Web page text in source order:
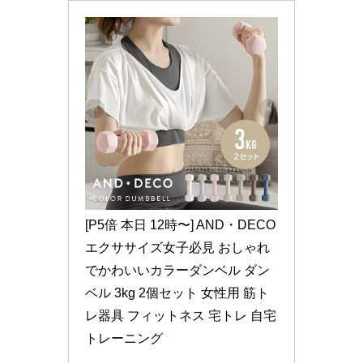
[P5倍 本日 12時〜] AND・DECO
エクササイズ女子必見 おしゃれ
でかわいいカラーダンベル ダン
ベル 3kg 2個セット 女性用 筋ト
レ器具 フィットネス 宅トレ 自宅
トレーニング